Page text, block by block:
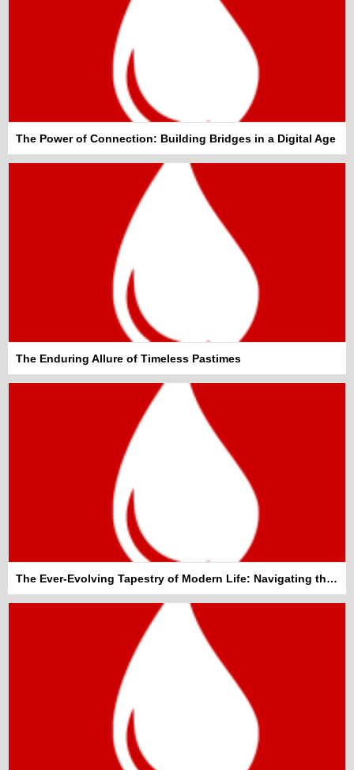
The Power of Connection: Building Bridges in a Digital Age
The Enduring Allure of Timeless Pastimes
The Ever-Evolving Tapestry of Modern Life: Navigating the Everyday Wonders